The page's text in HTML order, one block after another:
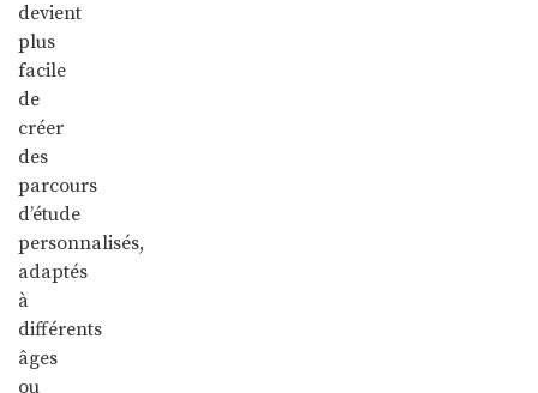
devient
plus
facile
de
créer
des
parcours
d’étude
personnalisés,
adaptés
à
différents
âges
ou